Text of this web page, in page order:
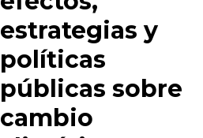
estrategias y
políticas
públicas sobre
cambio